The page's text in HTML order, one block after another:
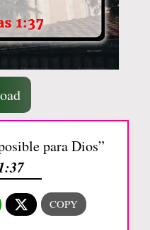
para Dios”